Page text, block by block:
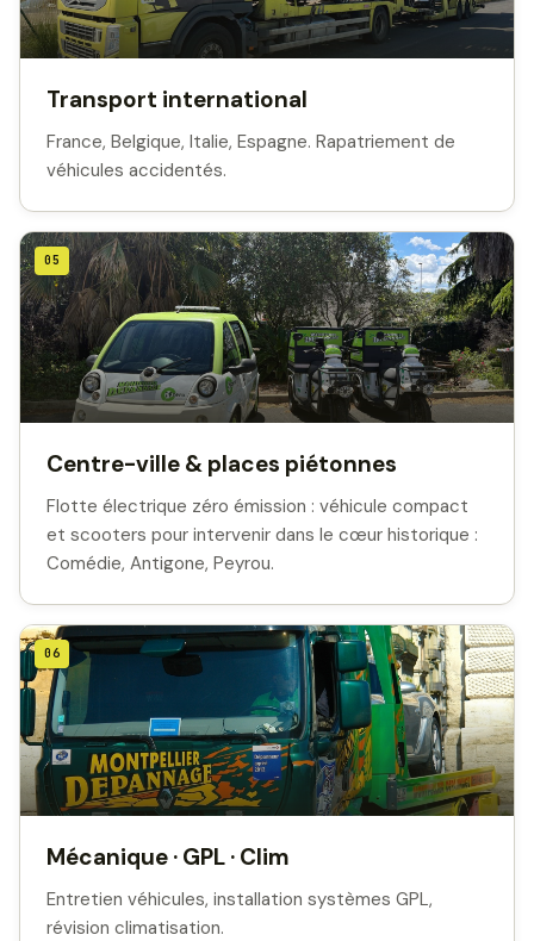
Transport international
France, Belgique, Italie, Espagne. Rapatriement de
véhicules accidentés.
05
Centre-ville & places piétonnes
Flotte électrique zéro émission : véhicule compact
et scooters pour intervenir dans le cœur historique :
Comédie, Antigone, Peyrou.
06
Mécanique · GPL · Clim
Entretien véhicules, installation systèmes GPL,
révision climatisation.